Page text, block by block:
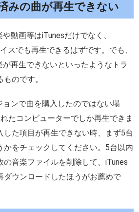
みの曲が再生できない
動画等はiTunesだけでなく、
スでも再生できるはずです。でも、
再生できないといったようなトラ
のです。
ョンで曲を購入したのではない場
たコンピューターでしか再生できま
した項目が再生できない時、まず5台
かをチェックしてください。5台以内
の音楽ファイルを削除して、iTunes
ダウンロードしたほうがお薦めで